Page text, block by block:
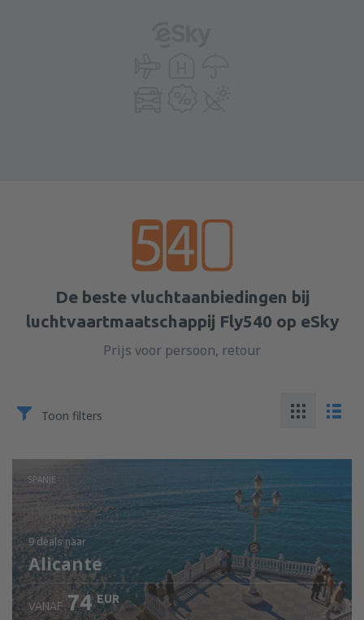
De beste vluchtaanbiedingen bij
luchtvaartmaatschappij Fly540 op eSky
Prijs voor persoon, retour
Toon filters
SPANJE
9 dealsnaar
Alicante
VANAF 74 EUR